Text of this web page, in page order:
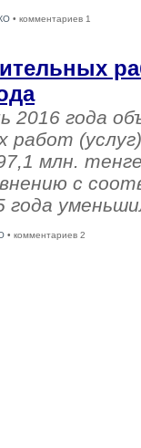
• комментариев 1
2016 года
работ
млн.
с
года
• комментариев 2